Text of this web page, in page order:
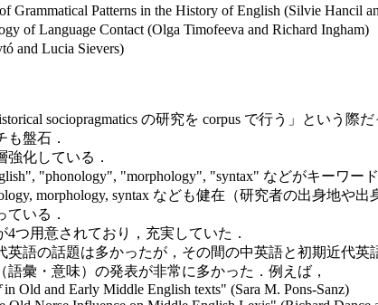
Grammatical Patterns in the History of English (Silvie Hancil
of Language Contact (Olga Timofeeva and Richard Ingham)
and Lucia Sievers)
sociopragmatics の研究を corpus で行う」という
盤石．
化している．
"phonology", "morphology", "syntax" などがキーワー
morphology, syntax なども健在（研究者の出身地や出
いる．
つ用意されており，充実していた．
語の話題は多かったが，その間の中英語と初期近代英
彙・意味）の発表が非常に多かった．例えば，
in Old and Early Middle English texts" (Sara M. Pons-Sanz)